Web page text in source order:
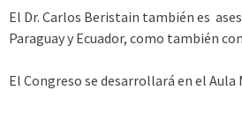
El Dr. Carlos Beristain también es
Paraguay y Ecuador, como también
El Congreso se desarrollará en el Aula